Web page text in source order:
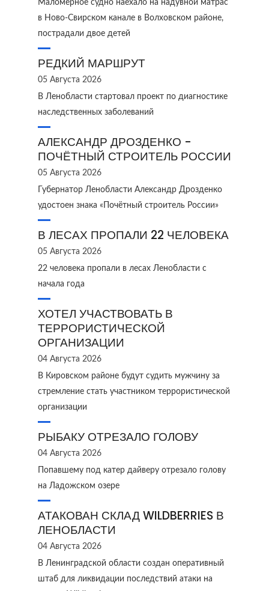
Маломерное судно наехало на надувной матрас
в Ново‑Свирском канале в Волховском районе,
пострадали двое детей
РЕДКИЙ МАРШРУТ
05 Августа 2026
В Ленобласти стартовал проект по диагностике
наследственных заболеваний
АЛЕКСАНДР ДРОЗДЕНКО -
ПОЧЁТНЫЙ СТРОИТЕЛЬ РОССИИ
05 Августа 2026
Губернатор Ленобласти Александр Дрозденко
удостоен знака «Почётный строитель России»
В ЛЕСАХ ПРОПАЛИ 22 ЧЕЛОВЕКА
05 Августа 2026
22 человека пропали в лесах Ленобласти с
начала года
ХОТЕЛ УЧАСТВОВАТЬ В
ТЕРРОРИСТИЧЕСКОЙ
ОРГАНИЗАЦИИ
04 Августа 2026
В Кировском районе будут судить мужчину за
стремление стать участником террористической
организации
РЫБАКУ ОТРЕЗАЛО ГОЛОВУ
04 Августа 2026
Попавшему под катер дайверу отрезало голову
на Ладожском озере
АТАКОВАН СКЛАД WILDBERRIES В
ЛЕНОБЛАСТИ
04 Августа 2026
В Ленинградской области создан оперативный
штаб для ликвидации последствий атаки на